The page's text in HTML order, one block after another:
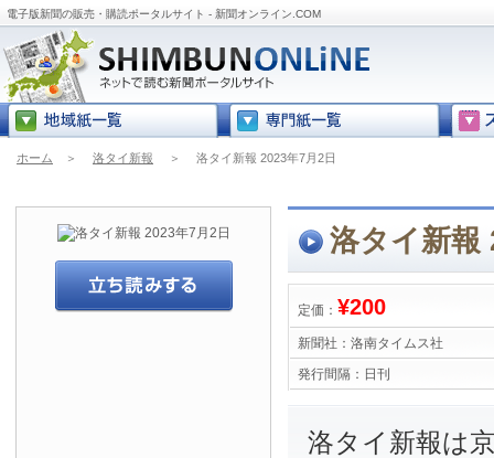
電子版新聞の販売・購読ポータルサイト - 新聞オンライン.COM
ホーム ＞ 洛タイ新報 ＞ 洛タイ新報 2023年7月2日
洛タイ新報
定価： ¥200
新聞社： 洛南タイムス社
発行間隔： 日刊
洛タイ新報は